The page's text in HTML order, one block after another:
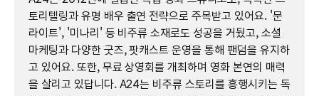
토리텔링과 유명 배우 출연 전략으로 주목받고 있어요. '문
라이트', '미나리' 등 비주류 소재로도 성공을 거뒀고, 소셜
마케팅과 다양한 굿즈, 팟캐스트 운영을 통해 팬덤을 유지하
고 있어요. 또한, 무료 상영회를 개최하며 영화 본연의 매력
을 살리고 있답니다. A24는 비주류 스토리를 흥행시키는 독